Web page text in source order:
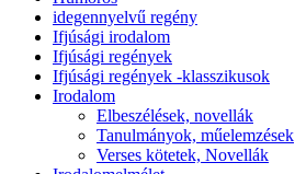
idegennyelvű regény
Ifjúsági irodalom
Ifjúsági regények
Ifjúsági regények -klasszikusok
Irodalom
Elbeszélések, novellák
Tanulmányok, műelemzések
Verses kötetek, Novellák